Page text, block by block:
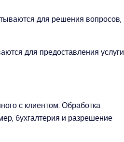
для решения вопросов,
для предоставления услуги
с клиентом. Обработка
бухгалтерия и разрешение